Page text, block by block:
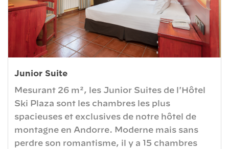
Junior Suite
Mesurant 26 m², les Junior Suites de l'Hôtel
Ski Plaza sont les chambres les plus
spacieuses et exclusives de notre hôtel de
montagne en Andorre. Moderne mais sans
perdre son romantisme, il y a 15 chambres